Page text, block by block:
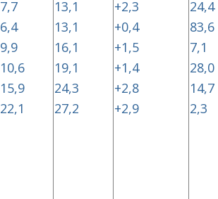
7,7 13,1 +2,3
24,4
6,4 13,1 +0,4
83,6
9,9 16,1 +1,5
7,1
10,6 19,1 +1,4
28,0
15,9 24,3 +2,8
14,7
22,1 27,2 +2,9
2,3